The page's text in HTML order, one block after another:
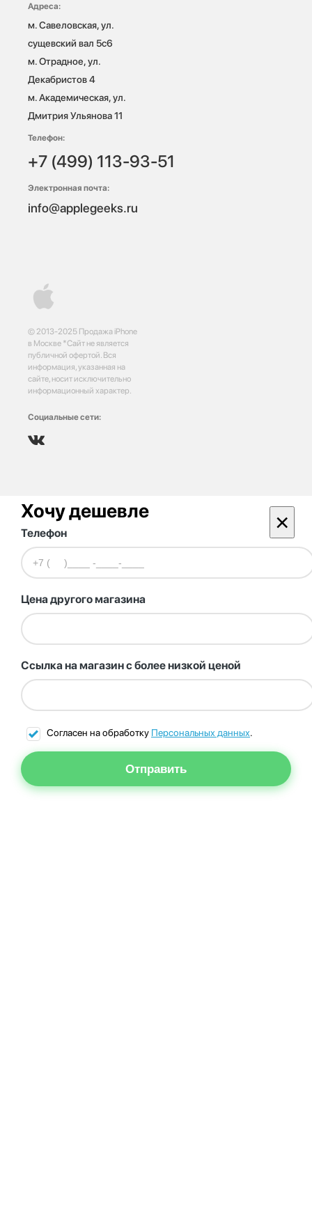
© 2013-2025 Продажа iPhone
в Москве *Сайт не является
публичной офертой. Вся
информация, указанная на
сайте, носит исключительно
информационный характер.
Социальные сети:
Адреса:
м. Савеловская, ул.
сущевский вал 5с6
м. Отрадное, ул.
Декабристов 4
м. Академическая, ул.
Дмитрия Ульянова 11
Телефон:
+7 (499) 113-93-51
Электронная почта:
info@applegeeks.ru
Хочу дешевле ×
Телефон
Цена другого магазина
Ссылка на магазин с более низкой ценой
Согласен на обработку Персональных данных.
Отправить